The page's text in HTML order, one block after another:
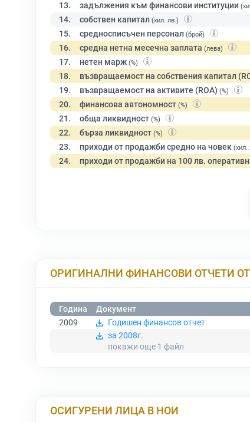
13. задължения към финансови институции
14. собствен капитал (хил. лв.)
15. средносписъчен персонал (брой)
16. средна нетна месечна заплата (лева)
17. нетен марж (%)
18. възвращаемост на собствения капитал
19. възвращаемост на активите (ROA) (%)
20. финансова автономност (%)
21. обща ликвидност (%)
22. бърза ликвидност (%)
23. приходи от продажби средно на човек (хил.
24. приходи от продажби на 100 лв.
ОРИГИНАЛНИ ФИНАНСОВИ ОТЧЕТИ
Година
Документ
2009
Годишен финансов отчет
за 2008г.
покажи още 1 файл
ОСИГУРЕНИ ЛИЦА В НОИ